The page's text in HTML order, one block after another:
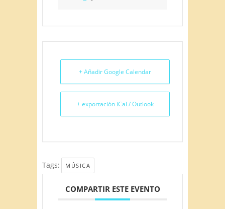
+ Añadir Google Calendar
+ exportación iCal / Outlook
Tags: MÚSICA
COMPARTIR ESTE EVENTO